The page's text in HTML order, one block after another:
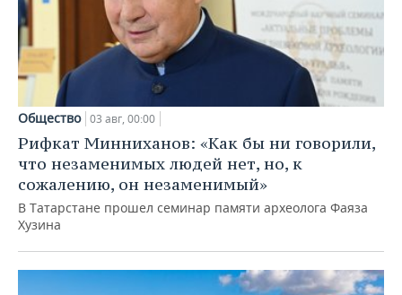
Общество 03 авг, 00:00
Рифкат Минниханов: «Как бы ни говорили,
что незаменимых людей нет, но, к
сожалению, он незаменимый»
В Татарстане прошел семинар памяти археолога Фаяза
Хузина